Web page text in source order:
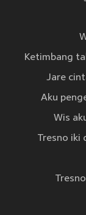
Ketimbang
Jare
Aku
Wis
Tresno iki